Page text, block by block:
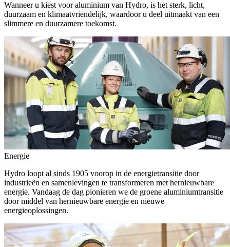
Wanneer u kiest voor aluminium van Hydro, is het sterk, licht,
duurzaam en klimaatvriendelijk, waardoor u deel uitmaakt van een
slimmere en duurzamere toekomst.
Energie
Hydro loopt al sinds 1905 voorop in de energietransitie door
industrieën en samenlevingen te transformeren met hernieuwbare
energie. Vandaag de dag pionieren we de groene aluminiumtransitie
door middel van hernieuwbare energie en nieuwe
energieoplossingen.